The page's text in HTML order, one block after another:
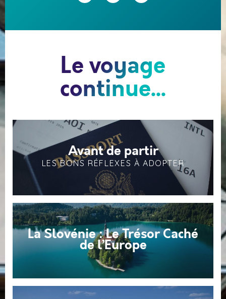
Le voyage
continue...
Avant de partir
LES BONS RÉFLEXES À ADOPTER
La Slovénie : Le Trésor Caché
de l’Europe